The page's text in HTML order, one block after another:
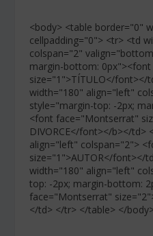
<body> <table border="0"
cellpadding="0"> <tr> <td
colspan="2"
margin-bottom:
size="1">TÍTULO</font></
width="180" align="left"
style="margin-top: -2px;
<font face="Montserrat"
DIVORCE</font></b></
align="left" colspan="2">
size="1">AUTOR</font></
width="180" align="left"
top: -2px; margin-bottom:
face="Montserrat"
</td> </tr> </table> </body>